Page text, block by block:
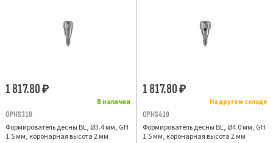
В наличии
1 817.80₽
OPHS310
Формирователь десны BL, Ø3.4 мм, GH
1.5 мм, коронарная высота 2 мм
На другом складе
1 817.80₽
OPHS410
Формирователь десны BL, Ø4.0 мм, GH
1.5 мм, коронарная высота 2 мм